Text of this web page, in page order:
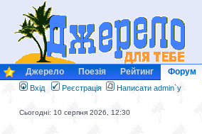
Джерело Поезія Рейтинг Форум
Вхід Реєстрація Написати admin`у
Сьогодні: 10 серпня 2026, 12:30